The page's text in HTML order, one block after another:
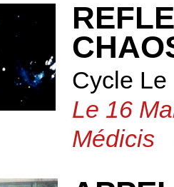
Cycle
Le 16
Médicis